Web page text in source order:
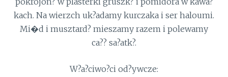
kach. Na wierzch uk?adamy kurczaka i ser haloumi.
Mi�d i musztard? mieszamy razem i polewamy
ca?? sa?atk?.
W?a?ciwo?ci od?ywcze: